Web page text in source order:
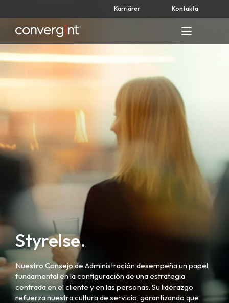
to
content
Karriärer Kontakta
Home
Styrelse.
Nuestro Consejo de Administración desempeña un papel
fundamental en la configuración de una estrategia
centrada en el cliente y en las personas. Su liderazgo
refuerza nuestra cultura de servicio, garantizando que